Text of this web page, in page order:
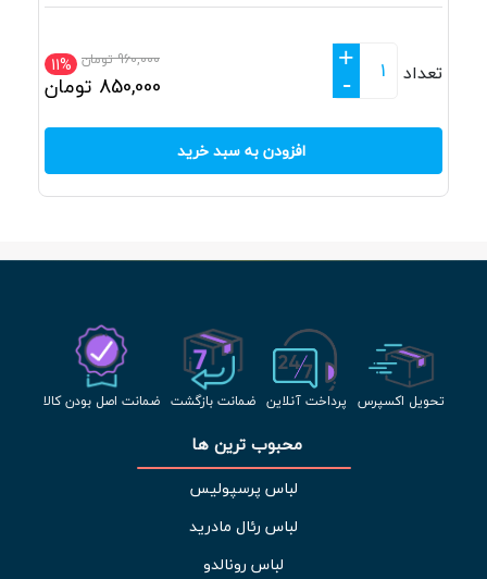
11% 960,000تومان
850,000 تومان تعداد
+
-
افزودن به سبد خرید
تحویل اکسپرس پرداخت آنلاین ضمانت بازگشت ضمانت اصل بودن کالا
محبوب ترین ها
لباس پرسپولیس
لباس رئال مادرید
لباس رونالدو